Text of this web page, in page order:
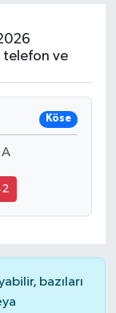
telefon ve
Köse
bazıları